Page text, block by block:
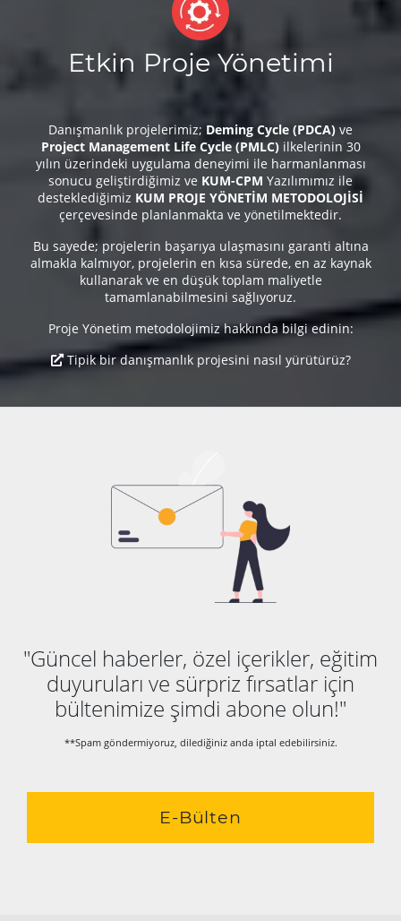
Etkin Proje Yönetimi
Danışmanlık projelerimiz; Deming Cycle (PDCA) ve
Project Management Life Cycle (PMLC) ilkelerinin 30
yılın üzerindeki uygulama deneyimi ile harmanlanması
sonucu geliştirdiğimiz ve KUM-CPM Yazılımımız ile
desteklediğimiz KUM PROJE YÖNETİM METODOLOJİSİ
çerçevesinde planlanmakta ve yönetilmektedir.
Bu sayede; projelerin başarıya ulaşmasını garanti altına
almakla kalmıyor, projelerin en kısa sürede, en az kaynak
kullanarak ve en düşük toplam maliyetle
tamamlanabilmesini sağlıyoruz.
Proje Yönetim metodolojimiz hakkında bilgi edinin:
Tipik bir danışmanlık projesini nasıl yürütürüz?
"Güncel haberler, özel içerikler, eğitim
duyuruları ve sürpriz fırsatlar için
bültenimize şimdi abone olun!"
**Spam göndermiyoruz, dilediğiniz anda iptal edebilirsiniz.
E-Bülten